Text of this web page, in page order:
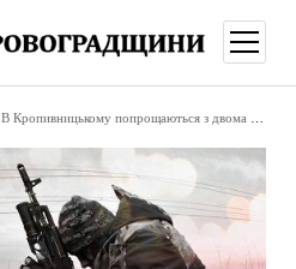
меню
В Кропивницькому попрощаються з двома полеглими героями